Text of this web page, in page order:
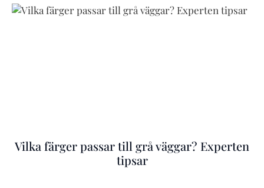
Vilka färger passar till grå väggar? Experten
tipsar